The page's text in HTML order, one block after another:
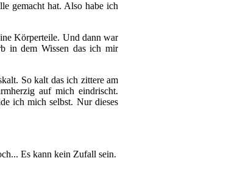
gemacht hat. Also habe ich
Körperteile. Und dann war
in dem Wissen das ich mir
So kalt das ich zittere am
auf mich eindrischt.
ich mich selbst. Nur dieses
Es kann kein Zufall sein.